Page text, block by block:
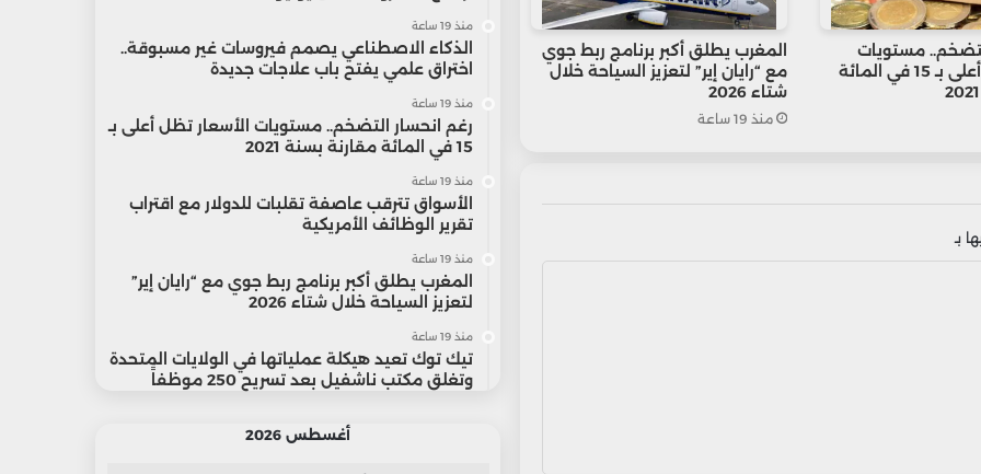
مستويات
الأسعار تظل أعلى بـ 15 في المائة
المغرب يطلق أكبر برنامج ربط جوي
مع “رايان إير” لتعزيز السياحة خلال
شتاء 2026
منذ 19 ساعة
بـ
منذ 19 ساعة
الذكاء الاصطناعي يصمم فيروسات غير مسبوقة..
اختراق علمي يفتح باب علاجات جديدة
منذ 19 ساعة
رغم انحسار التضخم.. مستويات الأسعار تظل أعلى بـ
15 في المائة مقارنة بسنة 2021
منذ 19 ساعة
الأسواق تترقب عاصفة تقلبات للدولار مع اقتراب
تقرير الوظائف الأمريكية
منذ 19 ساعة
المغرب يطلق أكبر برنامج ربط جوي مع “رايان إير”
لتعزيز السياحة خلال شتاء 2026
منذ 19 ساعة
تيك توك تعيد هيكلة عملياتها في الولايات المتحدة
وتغلق مكتب ناشفيل بعد تسريح 250 موظفاً
أغسطس 2026